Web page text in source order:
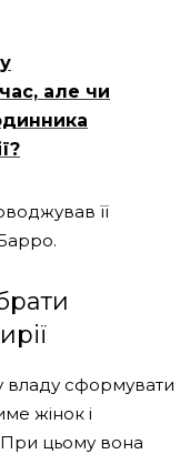
але чи
її
владу сформувати
жінок і
При цьому вона